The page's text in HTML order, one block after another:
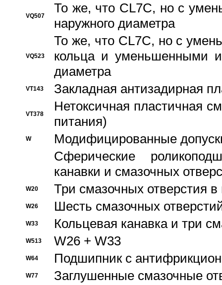
VQ507
То же, что CL7C, но с
наружного диаметра
VQ523
То же, что CL7C, но с
кольца и уменьшенными
диаметра
VT143 Закладная антизадирная
VT378
Нетоксичная пластичная
питания)
W
Модифицированные
Сферические
канавки и смазочных
W20 Три смазочных отверстия
W26 Шесть смазочных
W33 Кольцевая канавка и три
W513 W26 + W33
W64 Подшипник с
W77 Заглушенные смазочные